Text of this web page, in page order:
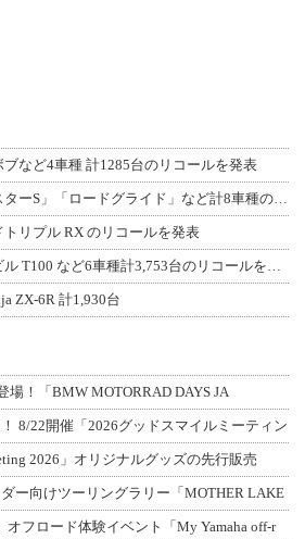
ブなど4車種 計1285台のリコールを発表
トリプル RX のリコールを発表
ZX-6R 計1,930台
場！「BMW MOTORRAD DAYS JA
8/22開催「2026グッドスマイルミーティン
2026」オリジナルグッズの先行販売
ー向けツーリングラリー「MOTHER LAKE
オフロード体験イベント「My Yamaha off-r